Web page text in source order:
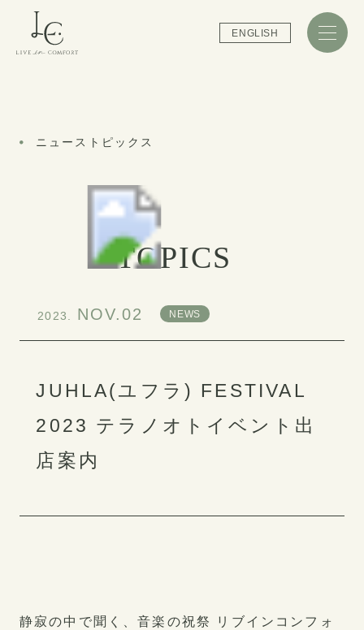
ENGLISH
各部署紹介
社員インタビュー
ニューストピックス
TOPICS
2023. NOV.02 NEWS
JUHLA(ユフラ) FESTIVAL
2023 テラノオトイベント出
店案内
静寂の中で聞く、音楽の祝祭 リブインコンフォ